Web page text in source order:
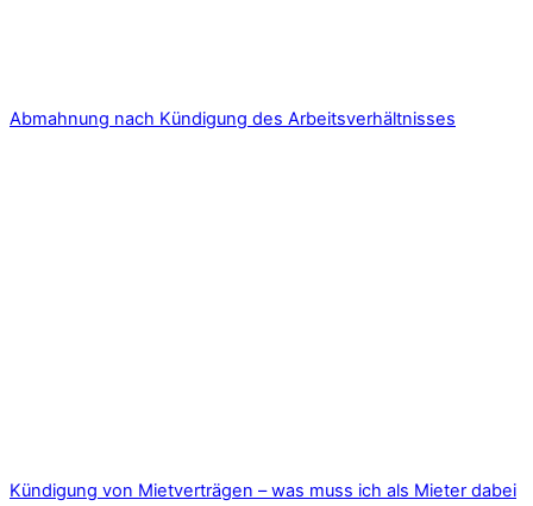
Abmahnung nach Kündigung des Arbeitsverhältnisses
Kündigung von Mietverträgen – was muss ich als Mieter dabei